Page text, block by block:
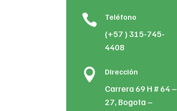
 Teléfono
(+57 ) 315-745-
4408
 Dirección
Carrera 69 H # 64 –
27, Bogota –